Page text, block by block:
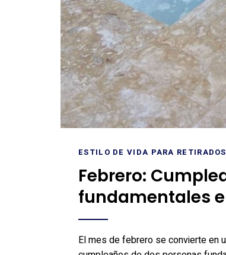
ESTILO DE VIDA PARA RETIRADOS
Febrero:
fundamentales
El mes de febrero se convierte en